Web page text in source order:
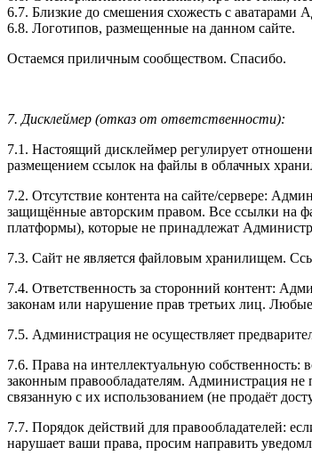
6.7. Близкие до смешения схожесть с аватарами
6.8. Логотипов, размещенные на данном сайте.
Остаемся приличным сообществом. Спасибо.
7. Дисклеймер (отказ от ответственности):
7.1. Настоящий дисклеймер регулирует
размещением ссылок на файлы в облачных
7.2. Отсутствие контента на сайте/сервере:
защищённые авторским правом. Все ссылки на
платформы), которые не принадлежат
7.3. Сайт не является файловым хранилищем.
7.4. Ответственность за сторонний контент:
законам или нарушение прав третьих лиц.
7.5. Администрация не осуществляет
7.6. Права на интеллектуальную собственность:
законным правообладателям. Администрация не
связанную с их использованием (не продаёт
7.7. Порядок действий для правообладателей:
нарушает ваши права, просим направить